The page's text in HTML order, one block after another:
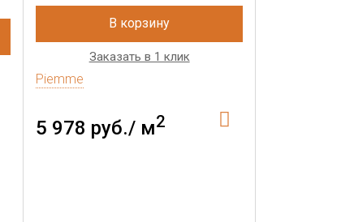
В корзину
Заказать в 1 клик
Piemme
5 978 руб./ м2